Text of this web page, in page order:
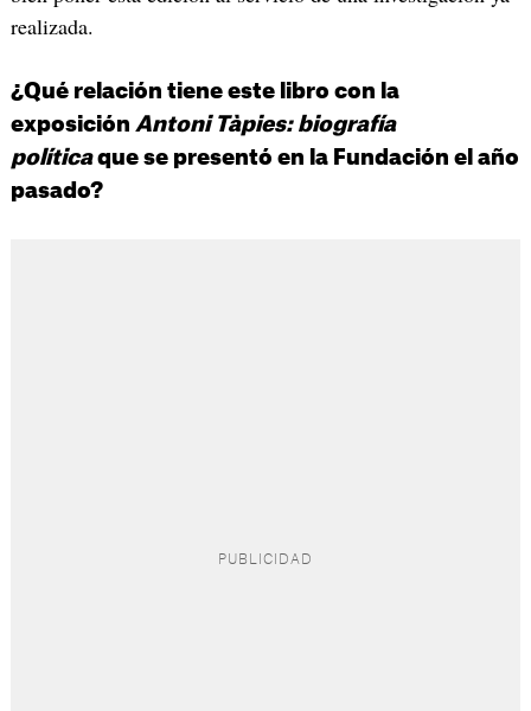
realizada.
¿Qué relación tiene este libro con la
exposición Antoni Tàpies: biografía
políticaque se presentó en la Fundación el año
pasado?